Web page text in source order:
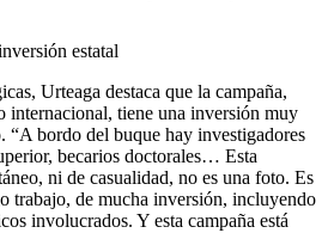
estatal
Urteaga destaca que la campaña,
internacional, tiene una inversión muy
“A bordo del buque hay investigadores
becarios doctorales… Esta
ni de casualidad, no es una foto. Es
trabajo, de mucha inversión, incluyendo
involucrados. Y esta campaña está